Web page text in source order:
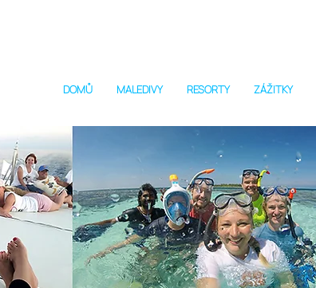
DOMŮ MALEDIVY RESORTY ZÁŽITKY